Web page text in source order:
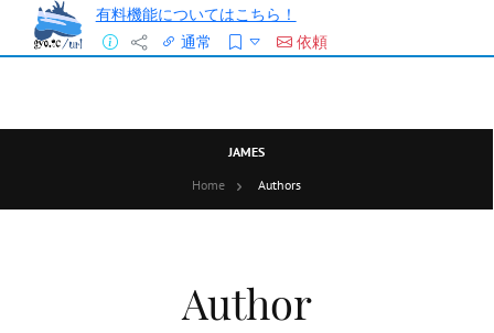
有料機能についてはこちら！
通常
依頼